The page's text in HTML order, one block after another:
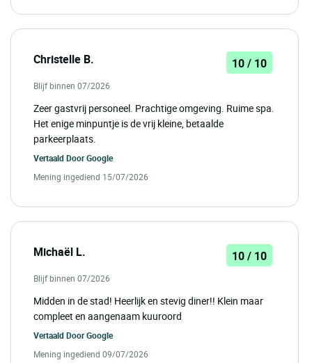
Christelle B. 10 / 10
Blijf binnen 07/2026
Zeer gastvrij personeel. Prachtige omgeving. Ruime spa.
Het enige minpuntje is de vrij kleine, betaalde
parkeerplaats.
Vertaald DoorGoogle
Mening ingediend 15/07/2026
Michaël L. 10 / 10
Blijf binnen 07/2026
Midden in de stad! Heerlijk en stevig diner!! Klein maar
compleet en aangenaam kuuroord
Vertaald DoorGoogle
Mening ingediend 09/07/2026